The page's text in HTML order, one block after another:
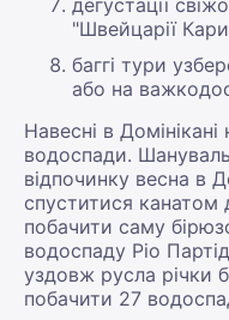
"Швейцарії
баггі тури
або на
Навесні в
водоспади.
відпочинку весна в
спуститися канатом
побачити саму
водоспаду Ріо
уздовж русла річки
побачити 27